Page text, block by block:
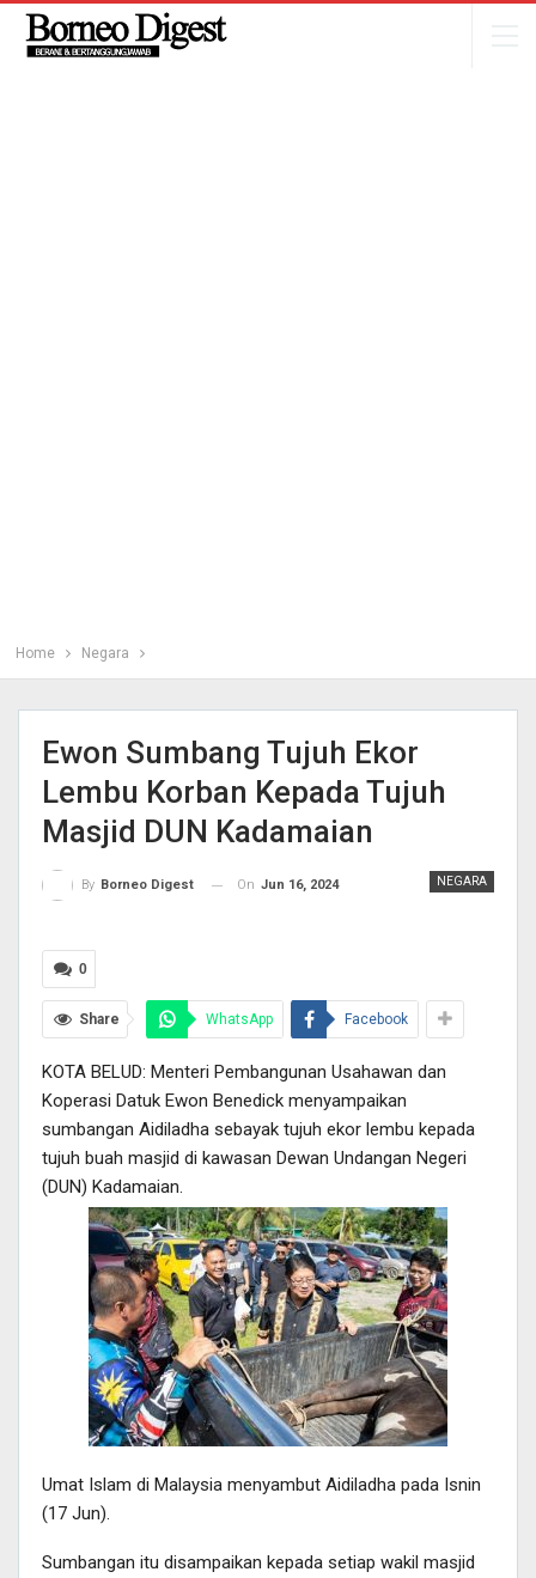
Home Negara
Ewon Sumbang Tujuh Ekor
Lembu Korban Kepada Tujuh
Masjid DUN Kadamaian
NEGARA
By Borneo Digest On Jun 16, 2024
0
Share WhatsApp Facebook
KOTA BELUD: Menteri Pembangunan Usahawan dan
Koperasi Datuk Ewon Benedick menyampaikan
sumbangan Aidiladha sebayak tujuh ekor lembu kepada
tujuh buah masjid di kawasan Dewan Undangan Negeri
(DUN) Kadamaian.
Umat Islam di Malaysia menyambut Aidiladha pada Isnin
(17 Jun).
Sumbangan itu disampaikan kepada setiap wakil masjid